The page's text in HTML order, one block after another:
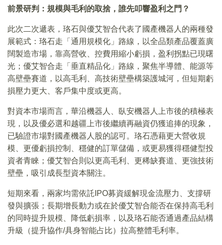
前景研判：規模與毛利的取捨，誰先叩響盈利之門？
此次二次遞表，珞石與優艾智合代表了國產機器人的兩種發
展範式：珞石走「通用規模化」路線，以全品類產品覆蓋廣
闊製造市場，靠高營收、控費用縮小虧損，盈利拐點已現曙
光；優艾智合走「垂直精品化」路線，聚焦半導體、能源等
高壁壘賽道，以高毛利、高技術壁壘構築護城河，但短期虧
損壓力更大、客戶集中度或更高。
對資本市場而言，華沿機器人、臥安機器人上市後的積極表
現，以及優必選和越疆上市後繼續再融資仍獲追捧的現象，
已驗證市場對國產機器人股的認可。珞石憑藉更大營收規
模、更優虧損控制、穩健的訂單儲備，或更易獲得穩健型投
資者青睞；優艾智合則以更高毛利、更稀缺賽道、更強技術
壁壘，吸引成長型資本關注。
短期來看，兩家均需依託IPO募資緩解現金流壓力、支撐研
發與擴張；長期增長動力或在於優艾智合能否在保持高毛利
的同時提升規模、降低虧損率，以及珞石能否通過產品結構
升級（提升協作/具身智能占比）拉高整體毛利率。